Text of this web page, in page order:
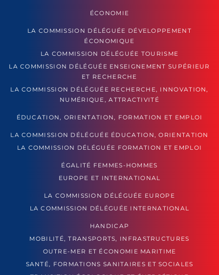
ÉCONOMIE
LA COMMISSION DÉLÉGUÉE DÉVELOPPEMENT
ÉCONOMIQUE
LA COMMISSION DÉLÉGUÉE TOURISME
LA COMMISSION DÉLÉGUÉE ENSEIGNEMENT SUPÉRIEUR
ET RECHERCHE
LA COMMISSION DÉLÉGUÉE RECHERCHE, INNOVATION,
NUMÉRIQUE, ATTRACTIVITÉ
ÉDUCATION, ORIENTATION, FORMATION ET EMPLOI
LA COMMISSION DÉLÉGUÉE ÉDUCATION, ORIENTATION
LA COMMISSION DÉLÉGUÉE FORMATION ET EMPLOI
ÉGALITÉ FEMMES-HOMMES
EUROPE ET INTERNATIONAL
LA COMMISSION DÉLÉGUÉE EUROPE
LA COMMISSION DÉLÉGUÉE INTERNATIONAL
HANDICAP
MOBILITÉ, TRANSPORTS, INFRASTRUCTURES
OUTRE-MER ET ÉCONOMIE MARITIME
SANTÉ, FORMATIONS SANITAIRES ET SOCIALES